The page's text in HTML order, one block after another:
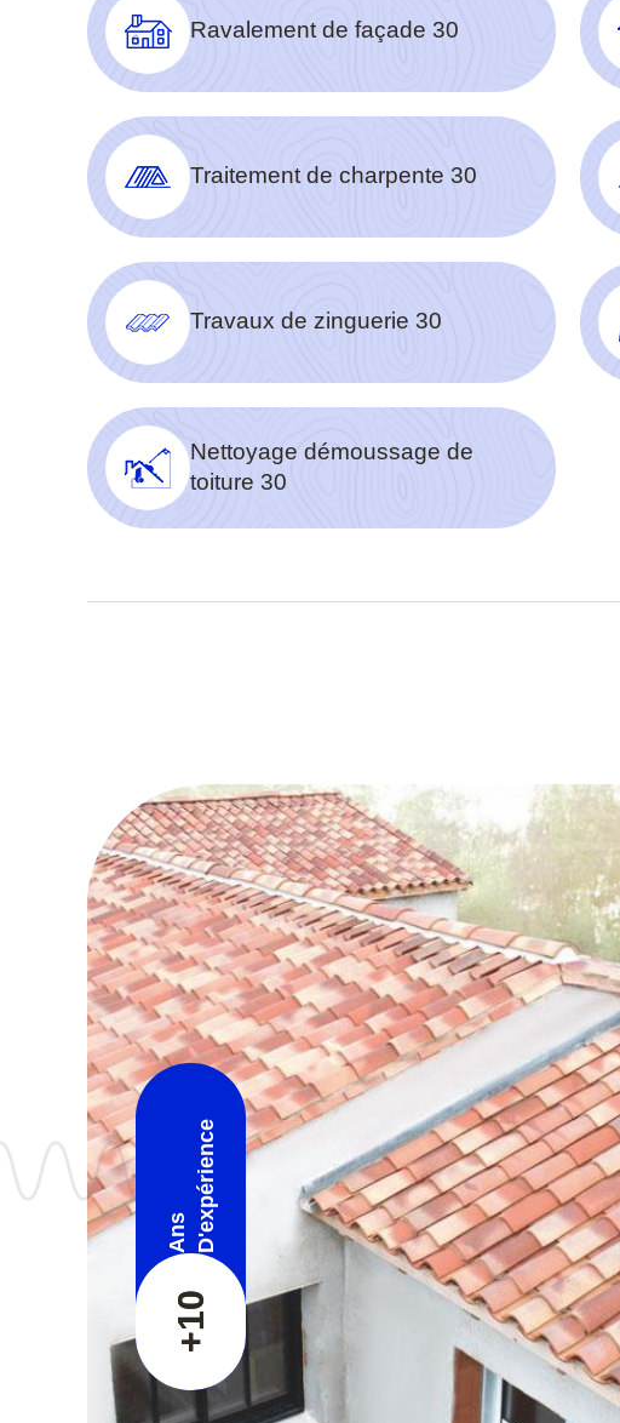
Ravalement de façade 30
Traitement de charpente 30
Travaux de zinguerie 30
Nettoyage démoussage de
toiture 30
+10
Ans D'expérience